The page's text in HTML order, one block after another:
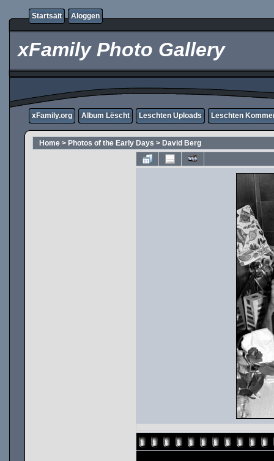
Startsäit Aloggen
xFamily Photo Gallery
xFamily.org Album Lëscht Leschten Uploads Leschten
Home > Photos of the Early Days > David Berg